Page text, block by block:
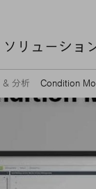
ソリューショ
& 分析 Condition